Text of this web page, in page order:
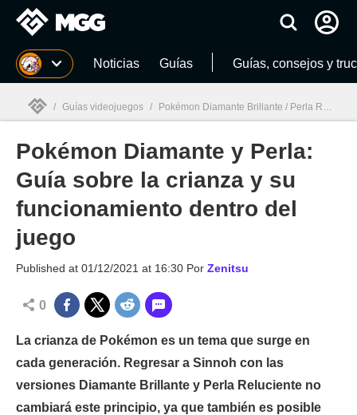
MGG Noticias Guías Guías, consejos y
MGG
/ Guías videojuegos / Pokémon Diamante Brillante / Perla Reluciente
Pokémon Diamante y Perla:
Guía sobre la crianza y su
funcionamiento dentro del
juego
Published at 01/12/2021 at 16:30 Por Zenitsu
0
La crianza de Pokémon es un tema que surge en
cada generación. Regresar a Sinnoh con las
versiones Diamante Brillante y Perla Reluciente no
cambiará este principio, ya que también es posible